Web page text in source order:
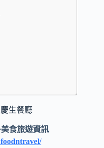
生餐廳
食旅遊資訊